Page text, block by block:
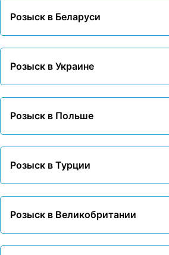
Розыск в Беларуси
Розыск в Украине
Розыск в Польше
Розыск в Турции
Розыск в Великобритании